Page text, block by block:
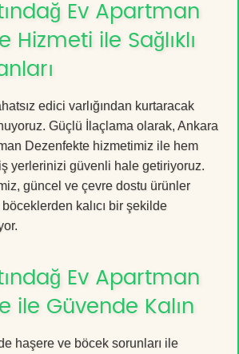
Ev Apartman
Hizmeti ile Sağlıklı
edici varlığından kurtaracak
Güçlü İlaçlama olarak, Ankara
Dezenfekte hizmetimiz ile hem
yerlerinizi güvenli hale getiriyoruz.
güncel ve çevre dostu ürünler
kalıcı bir şekilde
Ev Apartman
ile Güvende Kalın
haşere ve böcek sorunları ile